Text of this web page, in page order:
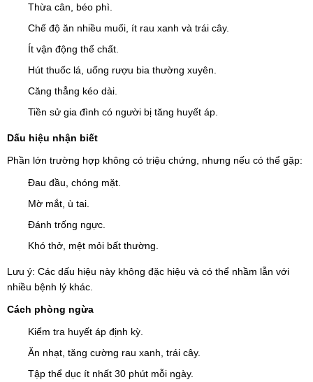
Thừa cân, béo phì.
Chế độ ăn nhiều muối, ít rau xanh và trái cây.
Ít vận động thể chất.
Hút thuốc lá, uống rượu bia thường xuyên.
Căng thẳng kéo dài.
Tiền sử gia đình có người bị tăng huyết áp.
Dấu hiệu nhận biết
Phần lớn trường hợp không có triệu chứng, nhưng nếu có thể gặp:
Đau đầu, chóng mặt.
Mờ mắt, ù tai.
Đánh trống ngực.
Khó thở, mệt mỏi bất thường.
Lưu ý: Các dấu hiệu này không đặc hiệu và có thể nhầm lẫn với
nhiều bệnh lý khác.
Cách phòng ngừa
Kiểm tra huyết áp định kỳ.
Ăn nhạt, tăng cường rau xanh, trái cây.
Tập thể dục ít nhất 30 phút mỗi ngày.